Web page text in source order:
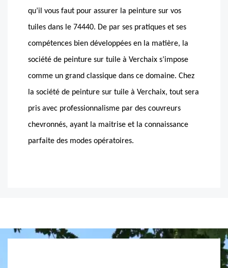
qu’il vous faut pour assurer la peinture sur vos
tuiles dans le 74440. De par ses pratiques et ses
compétences bien développées en la matière, la
société de peinture sur tuile à Verchaix s’impose
comme un grand classique dans ce domaine. Chez
la société de peinture sur tuile à Verchaix, tout sera
pris avec professionnalisme par des couvreurs
chevronnés, ayant la maitrise et la connaissance
parfaite des modes opératoires.